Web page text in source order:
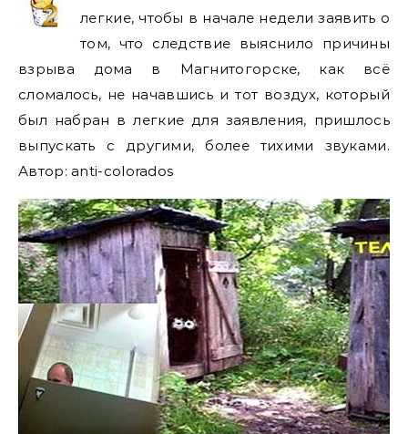
легкие, чтобы в начале недели заявить о
том, что следствие выяснило причины
взрыва дома в Магнитогорске, как всё
сломалось, не начавшись и тот воздух, который
был набран в легкие для заявления, пришлось
выпускать с другими, более тихими звуками.
Автор: anti-colorados